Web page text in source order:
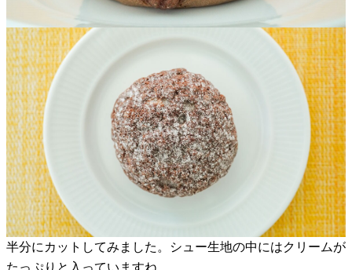
半分にカットしてみました。シュー生地の中にはクリームが
たっぷりと入っていますね。